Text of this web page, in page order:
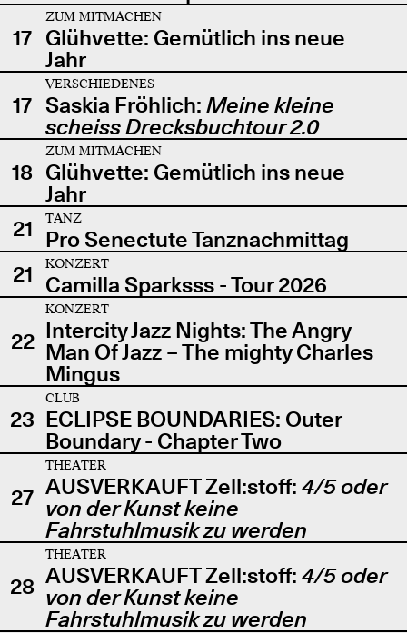
17
ZUM MITMACHEN
Glühvette: Gemütlich ins neue
Jahr
17
VERSCHIEDENES
Saskia Fröhlich: Meine kleine
scheiss Drecksbuchtour 2.0
18
ZUM MITMACHEN
Glühvette: Gemütlich ins neue
Jahr
21
TANZ
Pro Senectute Tanznachmittag
21
KONZERT
Camilla Sparksss - Tour 2026
22
KONZERT
Intercity Jazz Nights: The Angry
Man Of Jazz – The mighty Charles
Mingus
23
CLUB
ECLIPSE BOUNDARIES: Outer
Boundary - Chapter Two
27
THEATER
AUSVERKAUFT Zell:stoff: 4/5 oder
von der Kunst keine
Fahrstuhlmusik zu werden
28
THEATER
AUSVERKAUFT Zell:stoff: 4/5 oder
von der Kunst keine
Fahrstuhlmusik zu werden